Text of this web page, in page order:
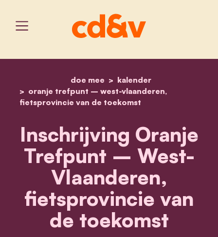
home
doe mee
kalender
oranje trefpunt – west-vlaanderen,
fietsprovincie van de toekomst
inschrijving oranje
Inschrijving Oranje
Trefpunt – West-
Vlaanderen,
fietsprovincie van
de toekomst